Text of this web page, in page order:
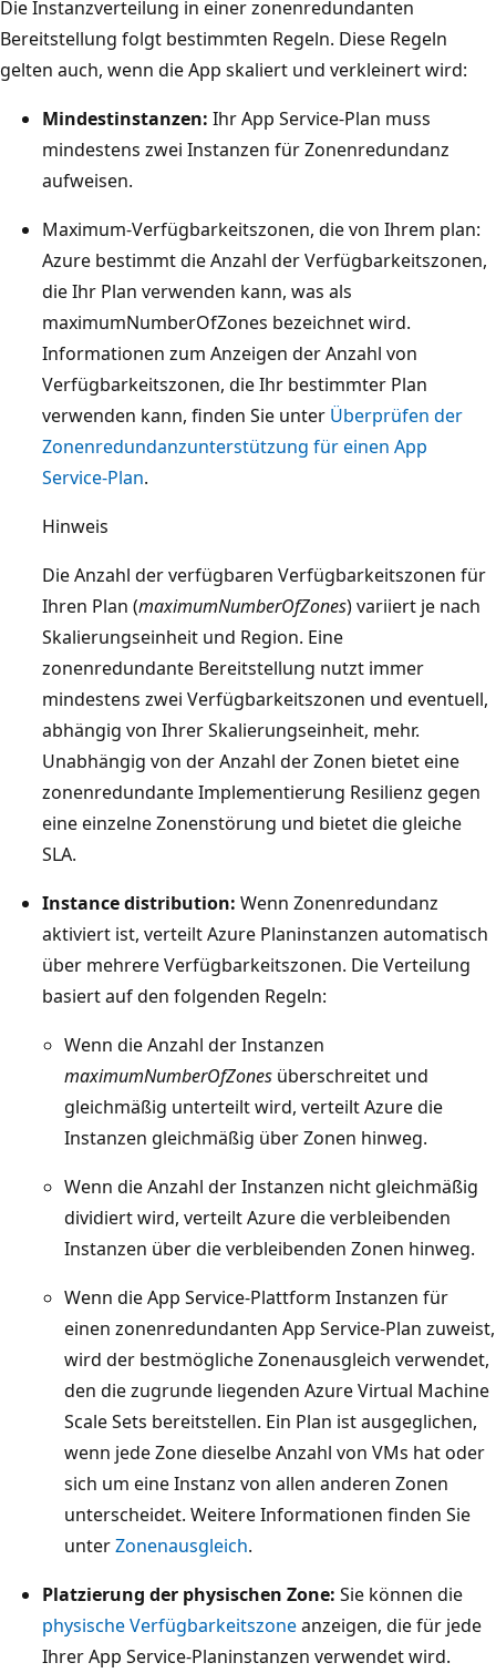
Die Instanzverteilung in einer zonenredundanten
Bereitstellung folgt bestimmten Regeln. Diese Regeln
gelten auch, wenn die App skaliert und verkleinert wird:
Mindestinstanzen: Ihr App Service-Plan muss
mindestens zwei Instanzen für Zonenredundanz
aufweisen.
Maximum-Verfügbarkeitszonen, die von Ihrem plan:
Azure bestimmt die Anzahl der Verfügbarkeitszonen,
die Ihr Plan verwenden kann, was als
maximumNumberOfZones bezeichnet wird.
Informationen zum Anzeigen der Anzahl von
Verfügbarkeitszonen, die Ihr bestimmter Plan
verwenden kann, finden Sie unter Überprüfen der
Zonenredundanzunterstützung für einen App
Service-Plan.
Hinweis
Die Anzahl der verfügbaren Verfügbarkeitszonen für
Ihren Plan (maximumNumberOfZones) variiert je nach
Skalierungseinheit und Region. Eine
zonenredundante Bereitstellung nutzt immer
mindestens zwei Verfügbarkeitszonen und eventuell,
abhängig von Ihrer Skalierungseinheit, mehr.
Unabhängig von der Anzahl der Zonen bietet eine
zonenredundante Implementierung Resilienz gegen
eine einzelne Zonenstörung und bietet die gleiche
SLA.
Instance distribution: Wenn Zonenredundanz
aktiviert ist, verteilt Azure Planinstanzen automatisch
über mehrere Verfügbarkeitszonen. Die Verteilung
basiert auf den folgenden Regeln:
Wenn die Anzahl der Instanzen
maximumNumberOfZones überschreitet und
gleichmäßig unterteilt wird, verteilt Azure die
Instanzen gleichmäßig über Zonen hinweg.
Wenn die Anzahl der Instanzen nicht gleichmäßig
dividiert wird, verteilt Azure die verbleibenden
Instanzen über die verbleibenden Zonen hinweg.
Wenn die App Service-Plattform Instanzen für
einen zonenredundanten App Service-Plan zuweist,
wird der bestmögliche Zonenausgleich verwendet,
den die zugrunde liegenden Azure Virtual Machine
Scale Sets bereitstellen. Ein Plan ist ausgeglichen,
wenn jede Zone dieselbe Anzahl von VMs hat oder
sich um eine Instanz von allen anderen Zonen
unterscheidet. Weitere Informationen finden Sie
unterZonenausgleich.
Platzierung der physischen Zone: Sie können die
physische Verfügbarkeitszoneanzeigen, die für jede
Ihrer App Service-Planinstanzen verwendet wird.